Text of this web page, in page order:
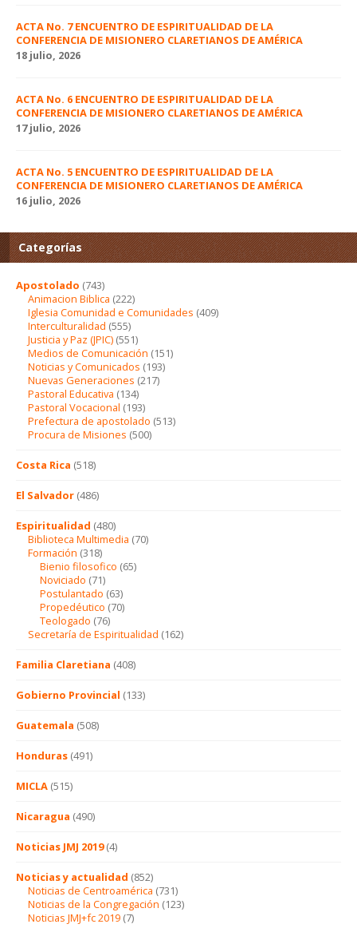
ACTA No. 7 ENCUENTRO DE ESPIRITUALIDAD DE LA
CONFERENCIA DE MISIONERO CLARETIANOS DE AMÉRICA
18 julio, 2026
ACTA No. 6 ENCUENTRO DE ESPIRITUALIDAD DE LA
CONFERENCIA DE MISIONERO CLARETIANOS DE AMÉRICA
17 julio, 2026
ACTA No. 5 ENCUENTRO DE ESPIRITUALIDAD DE LA
CONFERENCIA DE MISIONERO CLARETIANOS DE AMÉRICA
16 julio, 2026
Categorías
Apostolado (743)
Animacion Biblica (222)
Iglesia Comunidad e Comunidades (409)
Interculturalidad (555)
Justicia y Paz (JPIC) (551)
Medios de Comunicación (151)
Noticias y Comunicados (193)
Nuevas Generaciones (217)
Pastoral Educativa (134)
Pastoral Vocacional (193)
Prefectura de apostolado (513)
Procura de Misiones (500)
Costa Rica (518)
El Salvador (486)
Espiritualidad (480)
Biblioteca Multimedia (70)
Formación (318)
Bienio filosofico (65)
Noviciado (71)
Postulantado (63)
Propedéutico (70)
Teologado (76)
Secretaría de Espiritualidad (162)
Familia Claretiana (408)
Gobierno Provincial (133)
Guatemala (508)
Honduras (491)
MICLA (515)
Nicaragua (490)
Noticias JMJ 2019(4)
Noticias y actualidad (852)
Noticias de Centroamérica (731)
Noticias de la Congregación (123)
Noticias JMJ+fc 2019 (7)